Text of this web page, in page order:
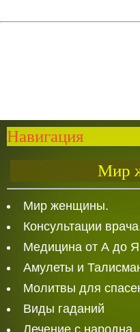
Навигация
Мир
Мир женщины.
Консультации
Медицина от А до
Амулеты и
Молитвы для
Виды гаданий
Лечение с народна